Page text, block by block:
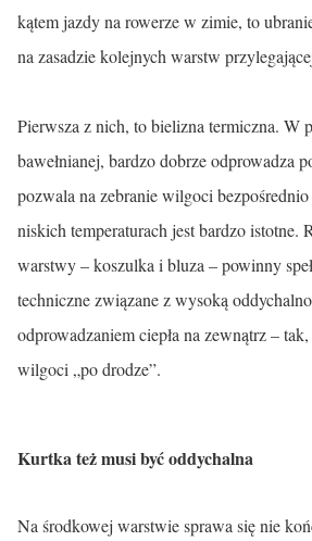
kątem jazdy na rowerze w zimie, to
na zasadzie kolejnych warstw
Pierwsza z nich, to bielizna termiczna. W
bawełnianej, bardzo dobrze odprowadza
pozwala na zebranie wilgoci
niskich temperaturach jest bardzo istotne.
warstwy – koszulka i bluza – powinny
techniczne związane z wysoką
odprowadzaniem ciepła na zewnątrz –
wilgoci „po drodze”.
Kurtka też musi być oddychalna
Na środkowej warstwie sprawa się nie